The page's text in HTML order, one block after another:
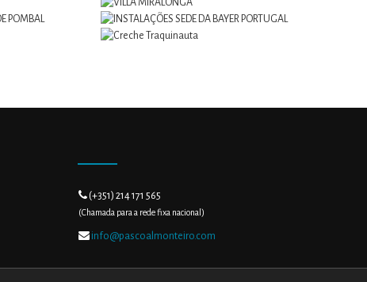
(+351) 214 171 565
(Chamada para a rede fixa nacional)
info@pascoalmonteiro.com